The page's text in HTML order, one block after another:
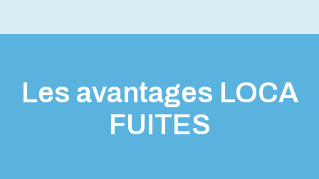
Les avantages LOCA
FUITES